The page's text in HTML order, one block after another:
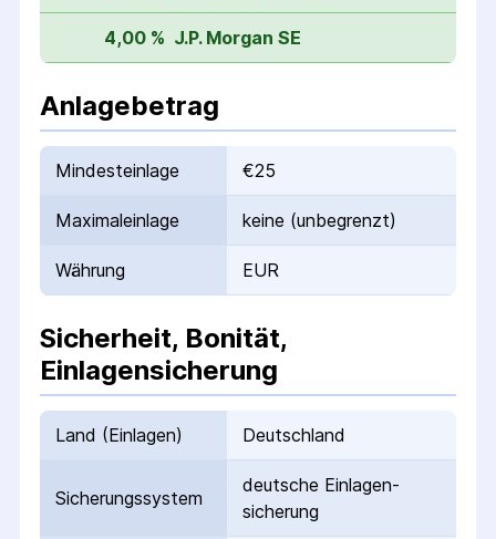
4,00 % J.P. Morgan SE
Anlagebetrag
Mindesteinlage €25
Maximaleinlage keine (unbegrenzt)
Währung EUR
Sicherheit, Bonität,
Einlagensicherung
Land (Einlagen) Deutschland
Sicherungs­system
deutsche Einlagen­
sicherung